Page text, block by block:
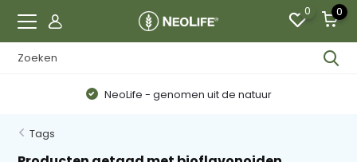
0 0
NeoLife - genomen uit de natuur
Tags